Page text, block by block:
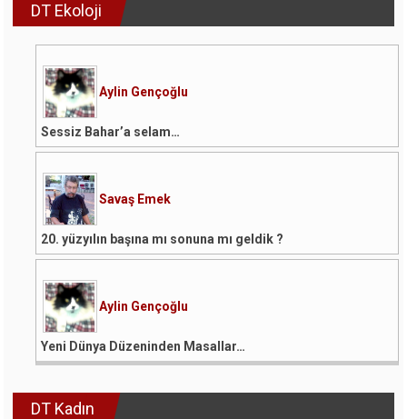
DT Ekoloji
Aylin Gençoğlu
Sessiz Bahar’a selam…
Savaş Emek
20. yüzyılın başına mı sonuna mı geldik ?
Aylin Gençoğlu
Yeni Dünya Düzeninden Masallar…
DT Kadın